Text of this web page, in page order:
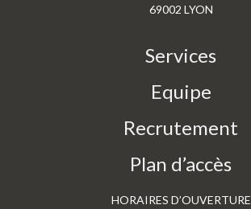
69002 LYON
Services
Equipe
Recrutement
Plan d’accès
HORAIRES D’OUVERTURE